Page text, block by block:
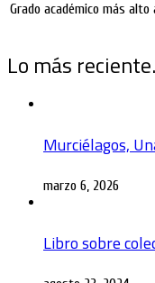
Grado académico más alto
Lo más
Murciélagos,
marzo 6, 2026
Libro sobre